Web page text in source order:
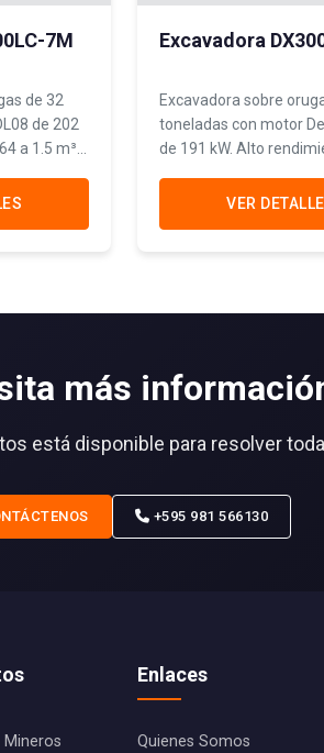
7M
de 32
de 202
a 1.5 m³.
de
Excavadora
Excavadora sobre
toneladas con motor
de 191 kW. Alto
construcción de gran
VER
más
está disponible para resolver
+595 981 566130
Mineros
Enlaces
Quienes Somos